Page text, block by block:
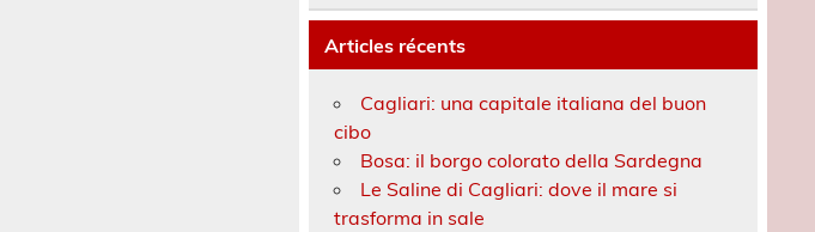
Articles récents
Cagliari: una capitale italiana del buon
cibo
Bosa: il borgo colorato della Sardegna
Le Saline di Cagliari: dove il mare si
trasforma in sale